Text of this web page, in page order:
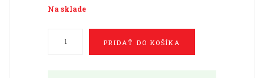
Na sklade
PRIDAŤ DO KOŠÍKA